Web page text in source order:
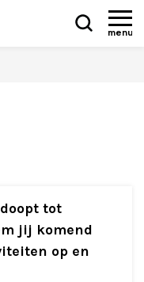
menu
tot
jij komend
op en